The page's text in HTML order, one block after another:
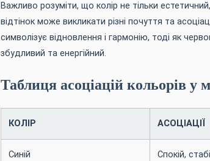
Важливо розуміти, що колір не тільки
відтінок може викликати різні почуття та
символізує відновлення і гармонію, тоді як
збудливий та енергійний.
Таблиця асоціацій кольорів у
КОЛІР АСОЦІАЦІЇ
Синій Спокій,